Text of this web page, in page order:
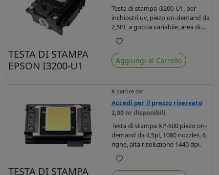
TESTA DI STAMPA
EPSON I3200-U1
Testa di stampa i3200-U1, per
inchiostri uv, piezo on-demand da
2,5PL a goccia variabile, area di
stampa 33,8mm.
Preferiti
Aggiungi al Carrello
TESTA DI STAMPA
A partire da:
Accedi per il prezzo riservato
2,00 nr disponibili
Testa di stampa XP-600 piezo on-
demand da 4,5pl, 1080 nozzles, 6
righe, alta risoluzione 1440 dpi.
Preferiti